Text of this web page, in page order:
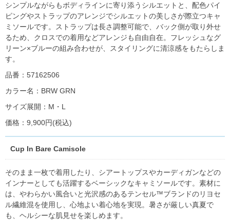
シンプルながらもボディラインに寄り添うシルエットと、配色パイ
ピングやストラップのアレンジでシルエットの美しさが際立つキャ
ミソールです。ストラップは長さ調整可能で、バック側が取り外せ
るため、クロスでの着用などアレンジも自由自在。フレッシュなグ
リーン×ブルーの組み合わせが、スタイリングに清涼感をもたらしま
す。
品番：57162506
カラー名：BRW GRN
サイズ展開：M・L
価格：9,900円(税込)
Cup In Bare Camisole
そのまま一枚で着用したり、シアートップスやカーディガンなどの
インナーとしても活躍するベーシックなキャミソールです。素材に
は、やわらかい風合いと光沢感のあるテンセル™ブランドのリヨセ
ル繊維混を使用し、心地よい着心地を実現。暑さが厳しい真夏で
も、ヘルシーな肌見せを楽しめます。